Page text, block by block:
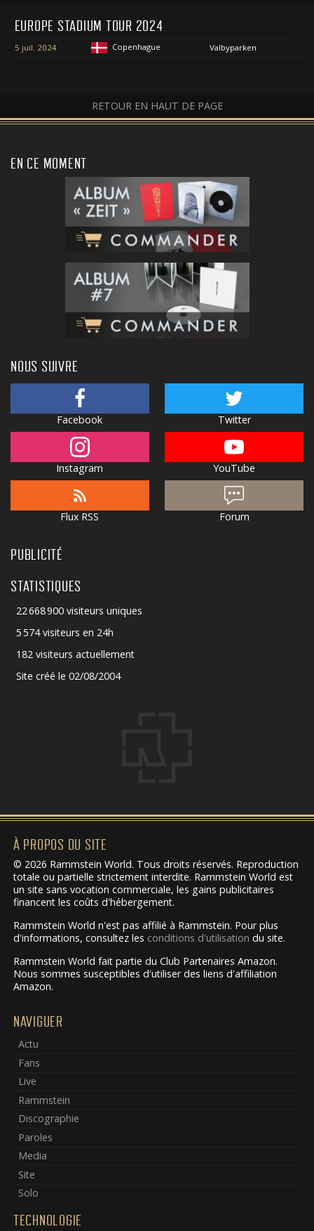
EUROPE STADIUM TOUR 2024
5 juil. 2024 Copenhague Valbyparken
RETOUR EN HAUT DE PAGE
EN CE MOMENT
NOUS SUIVRE
Facebook Twitter
Instagram YouTube
Flux RSS Forum
PUBLICITÉ
STATISTIQUES
22 668 900 visiteurs uniques
5 574 visiteurs en 24h
182 visiteurs actuellement
Site créé le 02/08/2004
À PROPOS DU SITE
© 2026 Rammstein World. Tous droits réservés. Reproduction
totale ou partielle strictement interdite. Rammstein World est
un site sans vocation commerciale, les gains publicitaires
financent les coûts d'hébergement.
Rammstein World n'est pas affilié à Rammstein. Pour plus
d'informations, consultez les conditions d'utilisation du site.
Rammstein World fait partie du Club Partenaires Amazon.
Nous sommes susceptibles d'utiliser des liens d'affiliation
Amazon.
NAVIGUER
Actu
Fans
Live
Rammstein
Discographie
Paroles
Media
Site
Solo
TECHNOLOGIE